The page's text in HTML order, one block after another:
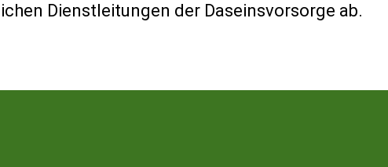
Dienstleitungen der Daseinsvorsorge ab.